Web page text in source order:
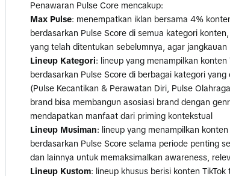
Penawaran Pulse Core mencakup:
Max Pulse: menempatkan iklan bersama 4%
berdasarkan Pulse Score di semua kategori
yang telah ditentukan sebelumnya, agar jangkauan
Lineup Kategori: lineup yang menampilkan konten
berdasarkan Pulse Score di berbagai kategori
(Pulse Kecantikan & Perawatan Diri, Pulse
brand bisa membangun asosiasi brand dengan
mendapatkan manfaat dari priming kontekstual
Lineup Musiman: lineup yang menampilkan
berdasarkan Pulse Score selama periode penting
dan lainnya untuk memaksimalkan awareness,
Lineup Kustom: lineup khusus berisi konten